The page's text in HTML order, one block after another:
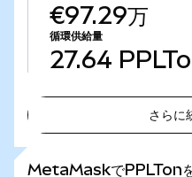
€97.29万
循環供給量
27.64
さらに
MetaMaskでPPLTon